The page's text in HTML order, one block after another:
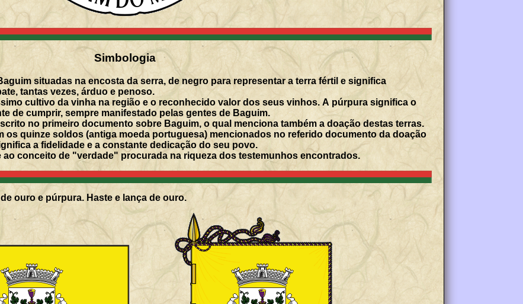
Simbologia
situadas na encosta da serra, de negro para representar a terra fértil e significa
tantas vezes, árduo e penoso.
cultivo da vinha na região e o reconhecido valor dos seus vinhos. A púrpura significa o
de cumprir, sempre manifestado pelas gentes de Baguim.
no primeiro documento sobre Baguim, o qual menciona também a doação destas terras.
os quinze soldos (antiga moeda portuguesa) mencionados no referido documento da doação
a fidelidade e a constante dedicação do seu povo.
ao conceito de "verdade" procurada na riqueza dos testemunhos encontrados.
ouro e púrpura. Haste e lança de ouro.